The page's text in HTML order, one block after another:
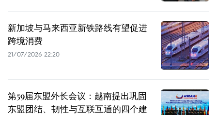
新加坡与马来西亚新铁路线有望促进
跨境消费
21/07/2026 22:20
第59届东盟外长会议：越南提出巩固
东盟团结、韧性与互联互通的四个建